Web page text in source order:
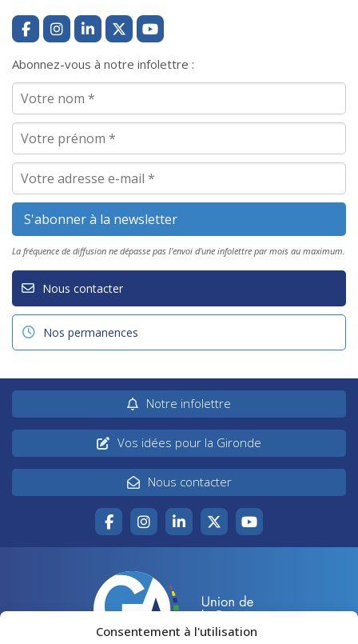
Consentement à l'utilisation
Abonnez-vous à notre infolettre :
La fréquence de diffusion ne dépasse pas l'envoi d'une infolettre par mois au maximum.
Nous contacter
Nos permanences
Notre infolettre
Vos idées pour la Gironde
Nous contacter